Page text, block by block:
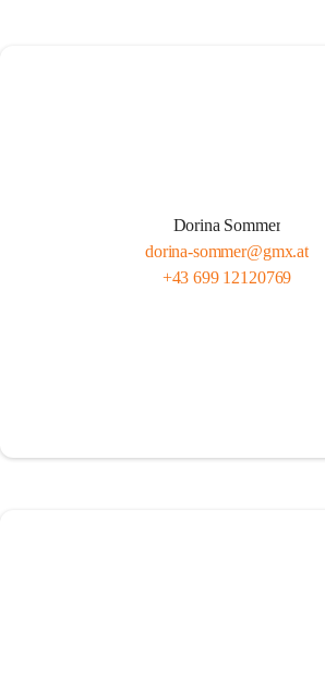
Dorina Sommer
dorina-sommer@gmx.at
+43 699 12120769